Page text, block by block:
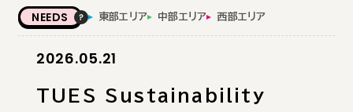
NEEDS 東部エリア 中部エリア 西部エリア
2026.05.21
TUES Sustainability